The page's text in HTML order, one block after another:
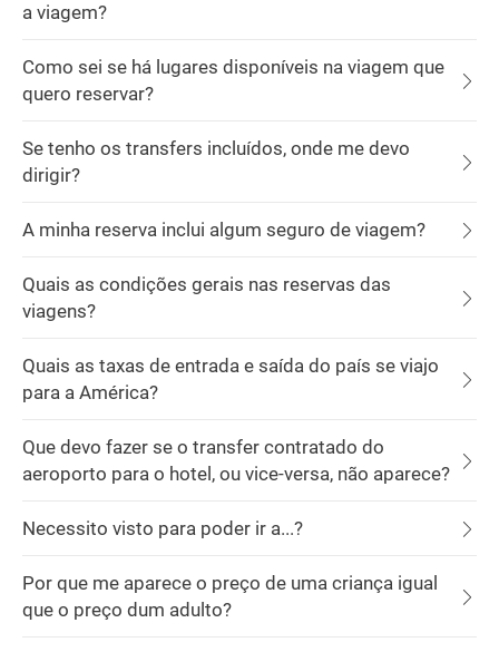
a viagem?
Como sei se há lugares disponíveis na viagem que
quero reservar?
Se tenho os transfers incluídos, onde me devo
dirigir?
A minha reserva inclui algum seguro de viagem?
Quais as condições gerais nas reservas das
viagens?
Quais as taxas de entrada e saída do país se viajo
para a América?
Que devo fazer se o transfer contratado do
aeroporto para o hotel, ou vice-versa, não aparece?
Necessito visto para poder ir a...?
Por que me aparece o preço de uma criança igual
que o preço dum adulto?